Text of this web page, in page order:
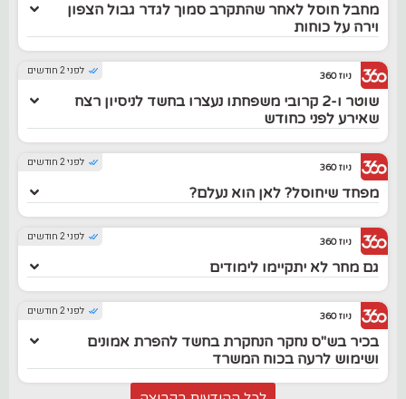
מחבל חוסל לאחר שהתקרב סמוך לגדר גבול הצפון
וירה על כוחות
לפני 2 חודשים ניוז 360
שוטר ו-2 קרובי משפחתו נעצרו בחשד לניסיון רצח
שאירע לפני כחודש
לפני 2 חודשים ניוז 360
מפחד שיחוסל? לאן הוא נעלם?
לפני 2 חודשים ניוז 360
גם מחר לא יתקיימו לימודים
לפני 2 חודשים ניוז 360
בכיר בש"ס נחקר הנחקרת בחשד להפרת אמונים
ושימוש לרעה בכוח המשרד